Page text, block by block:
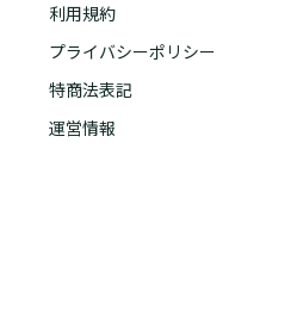
利用規約
プライバシーポリシー
特商法表記
運営情報